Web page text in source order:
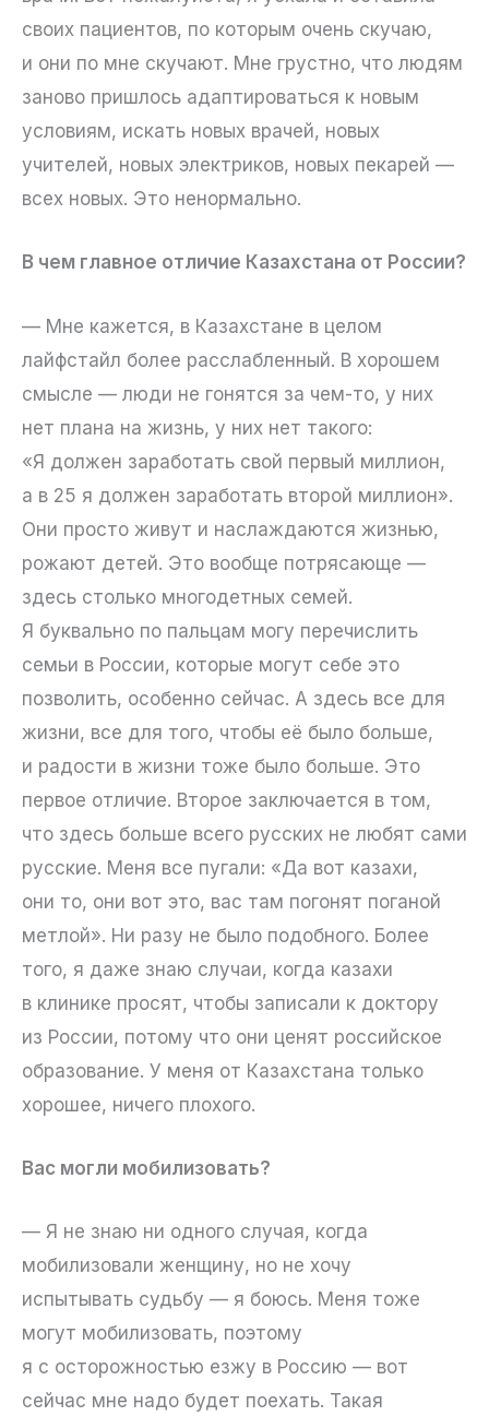
своих пациентов, по которым очень скучаю,
и они по мне скучают. Мне грустно, что людям
заново пришлось адаптироваться к новым
условиям, искать новых врачей, новых
учителей, новых электриков, новых пекарей —
всех новых. Это ненормально.
В чем главное отличие Казахстана от России?
— Мне кажется, в Казахстане в целом
лайфстайл более расслабленный. В хорошем
смысле — люди не гонятся за чем-то, у них
нет плана на жизнь, у них нет такого:
«Я должен заработать свой первый миллион,
а в 25 я должен заработать второй миллион».
Они просто живут и наслаждаются жизнью,
рожают детей. Это вообще потрясающе —
здесь столько многодетных семей.
Я буквально по пальцам могу перечислить
семьи в России, которые могут себе это
позволить, особенно сейчас. А здесь все для
жизни, все для того, чтобы её было больше,
и радости в жизни тоже было больше. Это
первое отличие. Второе заключается в том,
что здесь больше всего русских не любят сами
русские. Меня все пугали: «Да вот казахи,
они то, они вот это, вас там погонят поганой
метлой». Ни разу не было подобного. Более
того, я даже знаю случаи, когда казахи
в клинике просят, чтобы записали к доктору
из России, потому что они ценят российское
образование. У меня от Казахстана только
хорошее, ничего плохого.
Вас могли мобилизовать?
— Я не знаю ни одного случая, когда
мобилизовали женщину, но не хочу
испытывать судьбу — я боюсь. Меня тоже
могут мобилизовать, поэтому
я с осторожностью езжу в Россию — вот
сейчас мне надо будет поехать. Такая